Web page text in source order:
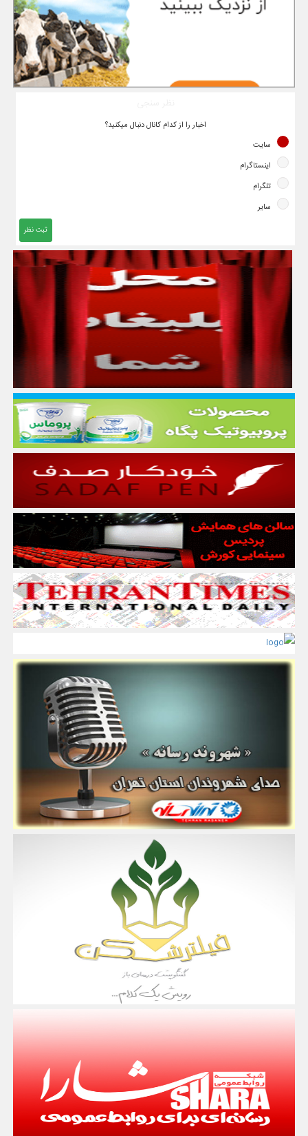
اخبار را از کدام کانال دنبال میکنید؟
سایت
اینستاگرام
تلگرام
سایر
ثبت نظر